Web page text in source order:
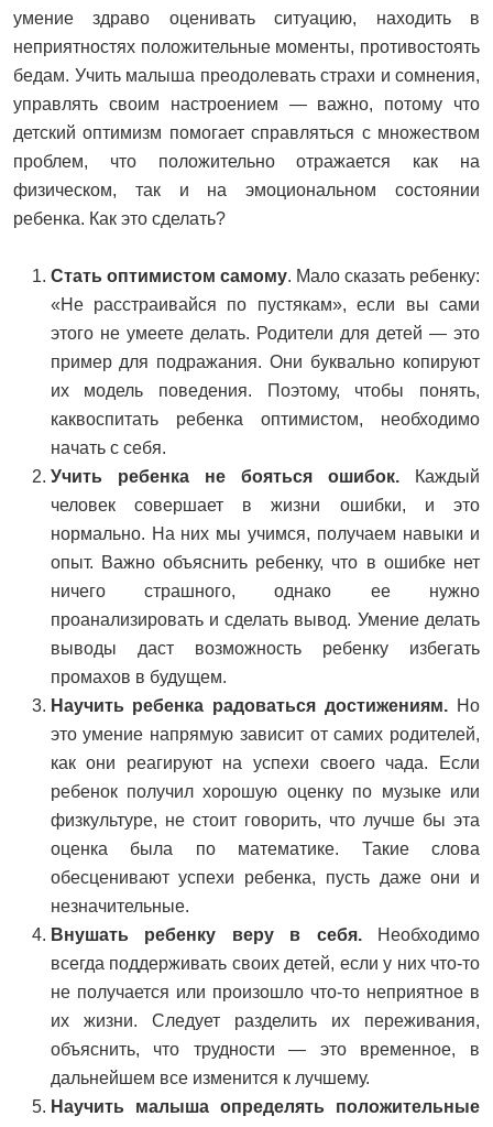
умение здраво оценивать ситуацию, находить в
неприятностях положительные моменты, противостоять
бедам. Учить малыша преодолевать страхи и сомнения,
управлять своим настроением — важно, потому что
детский оптимизм помогает справляться с множеством
проблем, что положительно отражается как на
физическом, так и на эмоциональном состоянии
ребенка. Как это сделать?
Стать оптимистом самому. Мало сказать ребенку:
«Не расстраивайся по пустякам», если вы сами
этого не умеете делать. Родители для детей — это
пример для подражания. Они буквально копируют
их модель поведения. Поэтому, чтобы понять,
каквоспитать ребенка оптимистом, необходимо
начать с себя.
Учить ребенка не бояться ошибок.Каждый
человек совершает в жизни ошибки, и это
нормально. На них мы учимся, получаем навыки и
опыт. Важно объяснить ребенку, что в ошибке нет
ничего страшного, однако ее нужно
проанализировать и сделать вывод. Умение делать
выводы даст возможность ребенку избегать
промахов в будущем.
Научить ребенка радоваться достижениям. Но
это умение напрямую зависит от самих родителей,
как они реагируют на успехи своего чада. Если
ребенок получил хорошую оценку по музыке или
физкультуре, не стоит говорить, что лучше бы эта
оценка была по математике. Такие слова
обесценивают успехи ребенка, пусть даже они и
незначительные.
Внушать ребенку веру в себя.Необходимо
всегда поддерживать своих детей, если у них что-то
не получается или произошло что-то неприятное в
их жизни. Следует разделить их переживания,
объяснить, что трудности — это временное, в
дальнейшем все изменится к лучшему.
Научить малыша определять положительные